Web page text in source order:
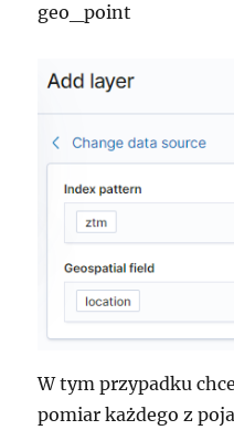
geo_point
W tym przypadku
pomiar każdego z